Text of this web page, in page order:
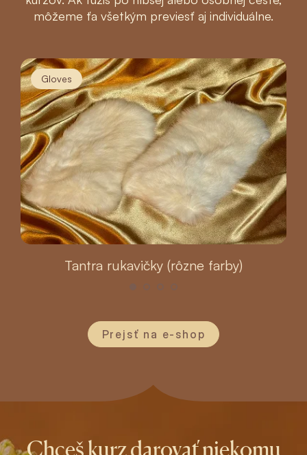
môžeme ťa všetkým previesť aj individuálne.
Gloves
Tantra rukavičky (rôzne farby)
Prejsť na e-shop
Chceš kurz darovať niekomu